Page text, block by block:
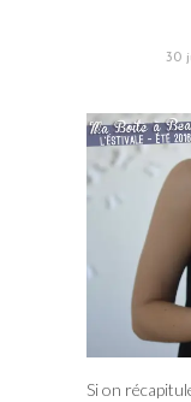
30
Si on